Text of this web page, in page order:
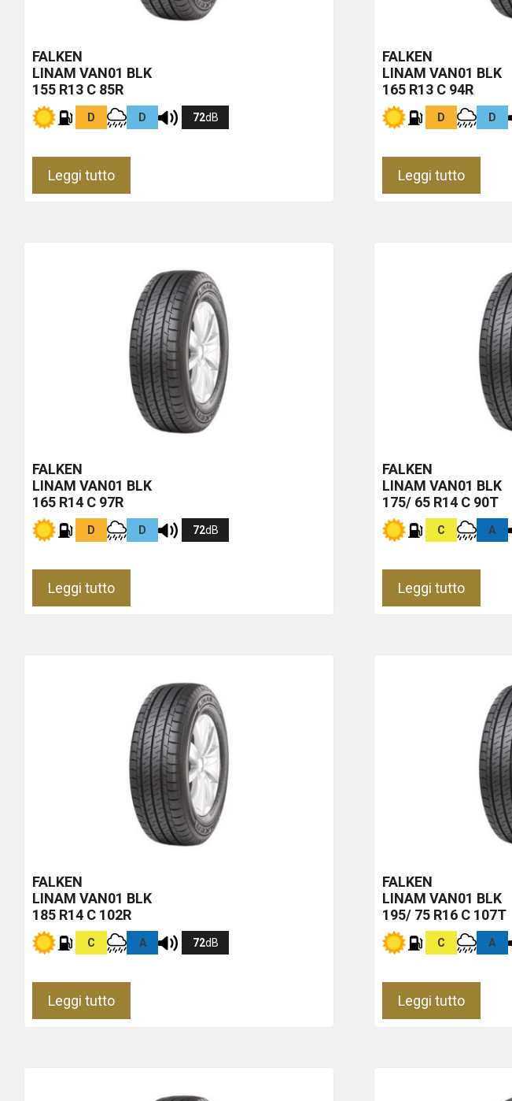
FALKEN
LINAM VAN01 BLK
155 R13 C 85R
D D 72dB
Leggi tutto
FALKEN
LINAM VAN01 BLK
165 R13 C 94R
D D
Leggi tutto
FALKEN
LINAM VAN01 BLK
165 R14 C 97R
D D 72dB
Leggi tutto
FALKEN
LINAM VAN01 BLK
175/ 65 R14 C 90T
C A
Leggi tutto
FALKEN
LINAM VAN01 BLK
185 R14 C 102R
C A 72dB
Leggi tutto
FALKEN
LINAM VAN01 BLK
195/ 75 R16 C 107T
C A
Leggi tutto